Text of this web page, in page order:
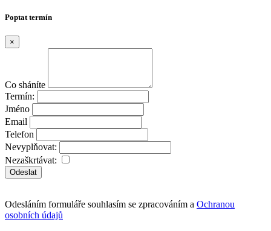
Poptat termín
×
Co sháníte
Termín:
Jméno
Email
Telefon
Nevyplňovat:
Nezaškrtávat:
Odeslat
Odesláním formuláře souhlasím se zpracováním a Ochranou
osobních údajů